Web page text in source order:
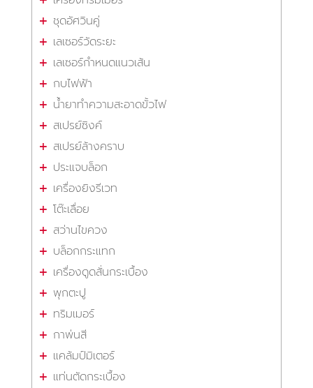
ชุดอัศวินคู่
เลเซอร์วัดระยะ
เลเซอร์กำหนดแนวเส้น
กบไฟฟ้า
น้ำยาทำความสะอาดขั้วไฟ
สเปรย์ซิงค์
สเปรย์ล้างคราบ
ประแจบล็อก
เครื่องยิงรีเวท
โต๊ะเลื่อย
สว่านไขควง
บล็อกกระแทก
เครื่องดูดสั่นกระเบื้อง
พุกตะปู
ทริมเมอร์
กาพ่นสี
แคล้มป์มิเตอร์
แท่นตัดกระเบื้อง